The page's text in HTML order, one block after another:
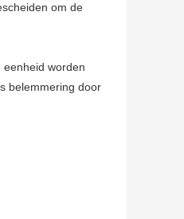
om de
worden
belemmering door